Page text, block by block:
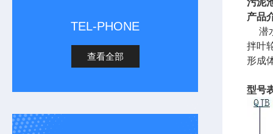
TEL-PHONE
查看全部
污泥
产品
潜
拌叶
形成
型号